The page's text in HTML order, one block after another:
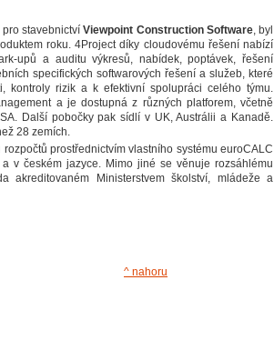
pro stavebnictvíViewpoint Construction Software, byl
roku. 4Project díky cloudovému řešení nabízí
upů a auditu výkresů, nabídek, poptávek, řešení
specifických softwarových řešení a služeb, které
kontroly rizik a k efektivní spolupráci celého týmu.
a je dostupná z různých platforem, včetně
Další pobočky pak sídlí v UK, Austrálii a Kanadě.
28 zemích.
prostřednictvím vlastního systému euroCALC
v českém jazyce. Mimo jiné se věnuje rozsáhlému
Ministerstvem školství, mládeže a
^ nahoru